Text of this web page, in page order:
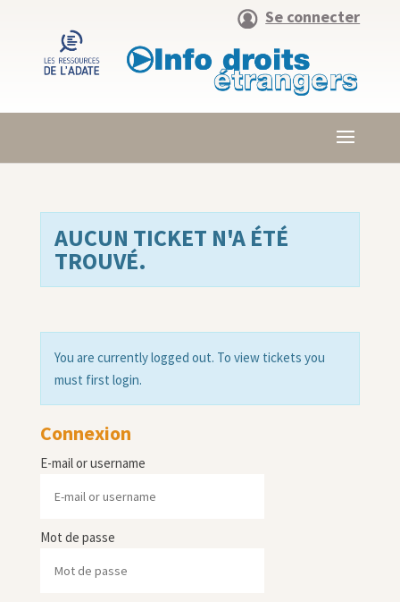
Se connecter
AUCUN TICKET N'A ÉTÉ
TROUVÉ.
You are currently logged out. To view tickets you
must first login.
Connexion
E-mail or username
Mot de passe